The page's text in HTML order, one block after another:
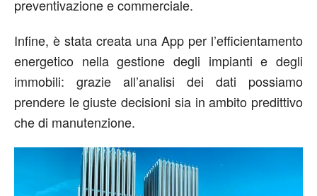
preventivazione e commerciale.
Infine, è stata creata una App per l’efficientamento
energetico nella gestione degli impianti e degli
immobili: grazie all’analisi dei dati possiamo
prendere le giuste decisioni sia in ambito predittivo
che di manutenzione.